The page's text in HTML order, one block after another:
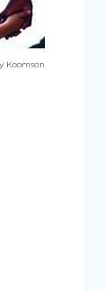
Koomson